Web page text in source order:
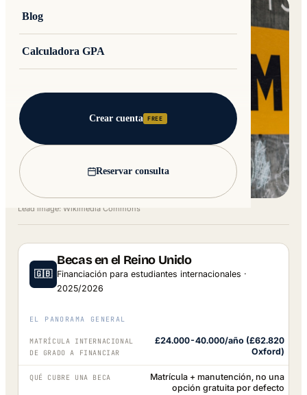
Blog
Calculadora GPA
Crear cuenta FREE
Reservar consulta
Lead image: Wikimedia Commons
🇬🇧
Becas en el Reino Unido
Financiación para estudiantes internacionales ·
2025/2026
EL PANORAMA GENERAL
MATRÍCULA INTERNACIONAL
DE GRADO A FINANCIAR
£24.000-40.000/año (£62.820
Oxford)
QUÉ CUBRE UNA BECA
Matrícula + manutención, no una
opción gratuita por defecto